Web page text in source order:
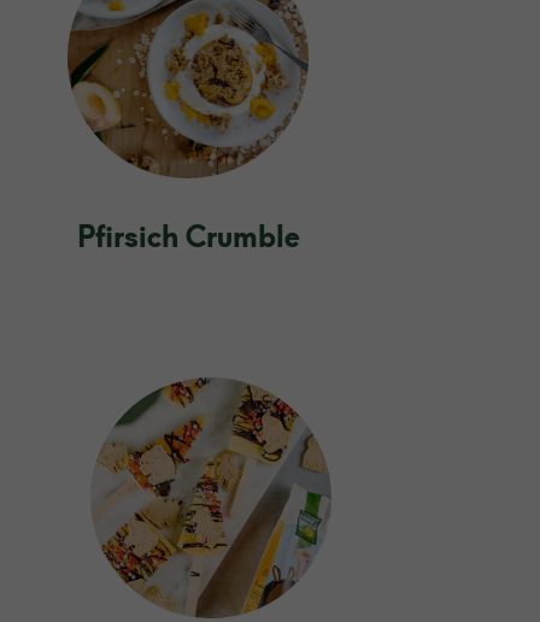
Pfirsich Crumble